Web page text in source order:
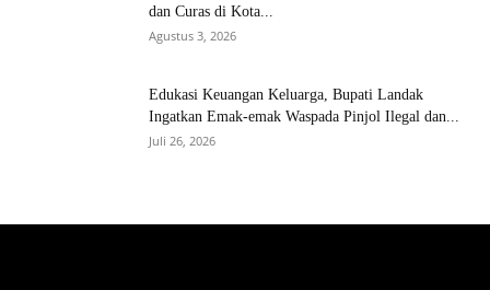
dan Curas di Kota...
Agustus 3, 2026
Edukasi Keuangan Keluarga, Bupati Landak
Ingatkan Emak-emak Waspada Pinjol Ilegal dan...
Juli 26, 2026